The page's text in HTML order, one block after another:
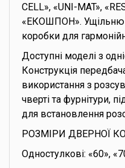
CELL», «UNI-MAT»,
«ЕКОШПОН».
коробки для
Доступні моделі з
Конструкція
використання з
чверті та фурнітури,
для встановлення
РОЗМІРИ ДВЕРНОЇ
Одностулкові: «60»,